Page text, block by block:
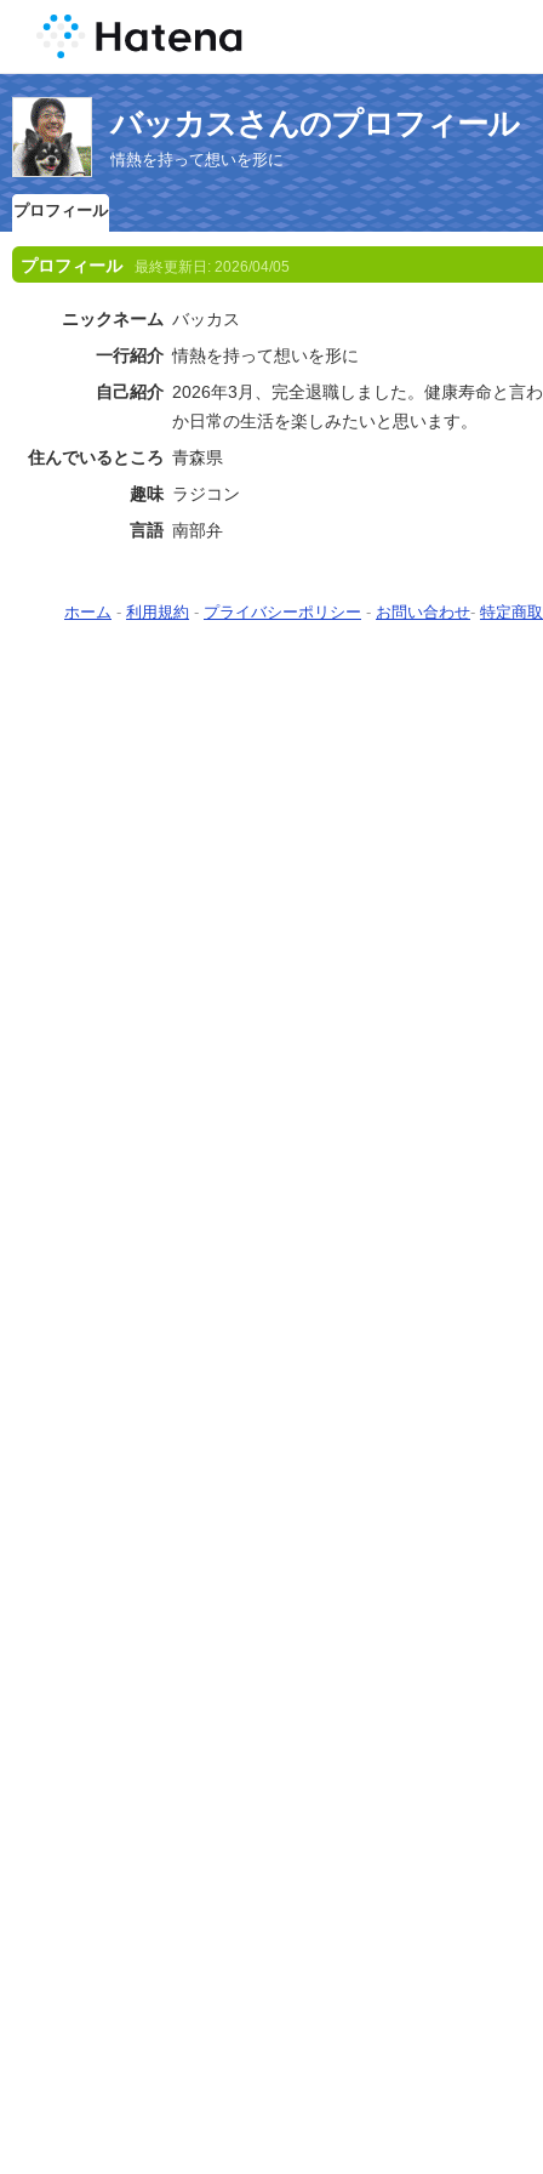
バッカスさんのプロフィール
情熱を持って想いを形に
プロフィール
プロフィール 最終更新日: 2026/04/05
ニックネーム バッカス
一行紹介 情熱を持って想いを形に
自己紹介 2026年3月、完全退職しました。健康寿命と言
か日常の生活を楽しみたいと思います。
住んでいるところ 青森県
趣味 ラジコン
言語 南部弁
ホーム - 利用規約 - プライバシーポリシー - お問い合わせ- 特定商